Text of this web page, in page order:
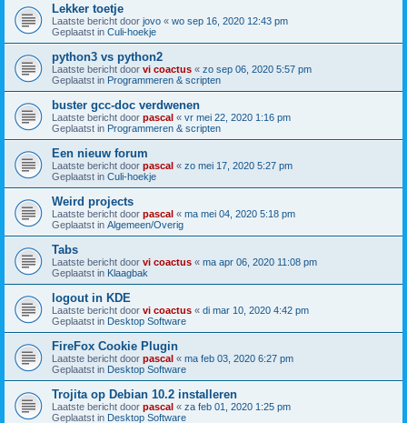
Lekker toetje
Laatste bericht door jovo « wo sep 16, 2020 12:43 pm
Geplaatst in Culi-hoekje
python3 vs python2
Laatste bericht door vi coactus « zo sep 06, 2020 5:57 pm
Geplaatst in Programmeren & scripten
buster gcc-doc verdwenen
Laatste bericht door pascal « vr mei 22, 2020 1:16 pm
Geplaatst in Programmeren & scripten
Een nieuw forum
Laatste bericht door pascal « zo mei 17, 2020 5:27 pm
Geplaatst in Culi-hoekje
Weird projects
Laatste bericht door pascal « ma mei 04, 2020 5:18 pm
Geplaatst in Algemeen/Overig
Tabs
Laatste bericht door vi coactus « ma apr 06, 2020 11:08 pm
Geplaatst in Klaagbak
logout in KDE
Laatste bericht door vi coactus « di mar 10, 2020 4:42 pm
Geplaatst in Desktop Software
FireFox Cookie Plugin
Laatste bericht door pascal « ma feb 03, 2020 6:27 pm
Geplaatst in Desktop Software
Trojita op Debian 10.2 installeren
Laatste bericht door pascal « za feb 01, 2020 1:25 pm
Geplaatst in Desktop Software